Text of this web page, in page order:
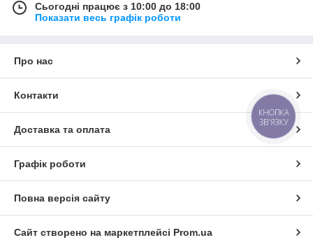
Сьогодні працює з 10:00 до 18:00
Показати весь графік роботи
Про нас
Контакти
Доставка та оплата
Графік роботи
Повна версія сайту
Сайт створено на маркетплейсі Prom.ua
КНОПКА
ЗВ'ЯЗКУ